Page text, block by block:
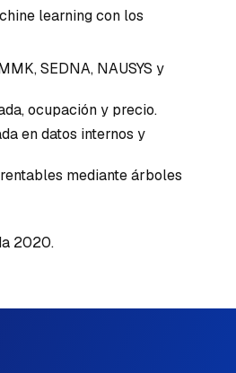
learningcon los
SEDNA, NAUSYS y
ocupación y precio.
en datos internos y
mediante árboles
2020.